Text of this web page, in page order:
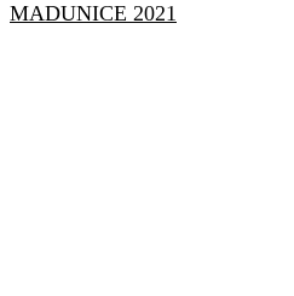
MADUNICE 2021